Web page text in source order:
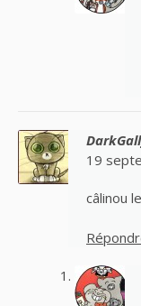
19
câlinou